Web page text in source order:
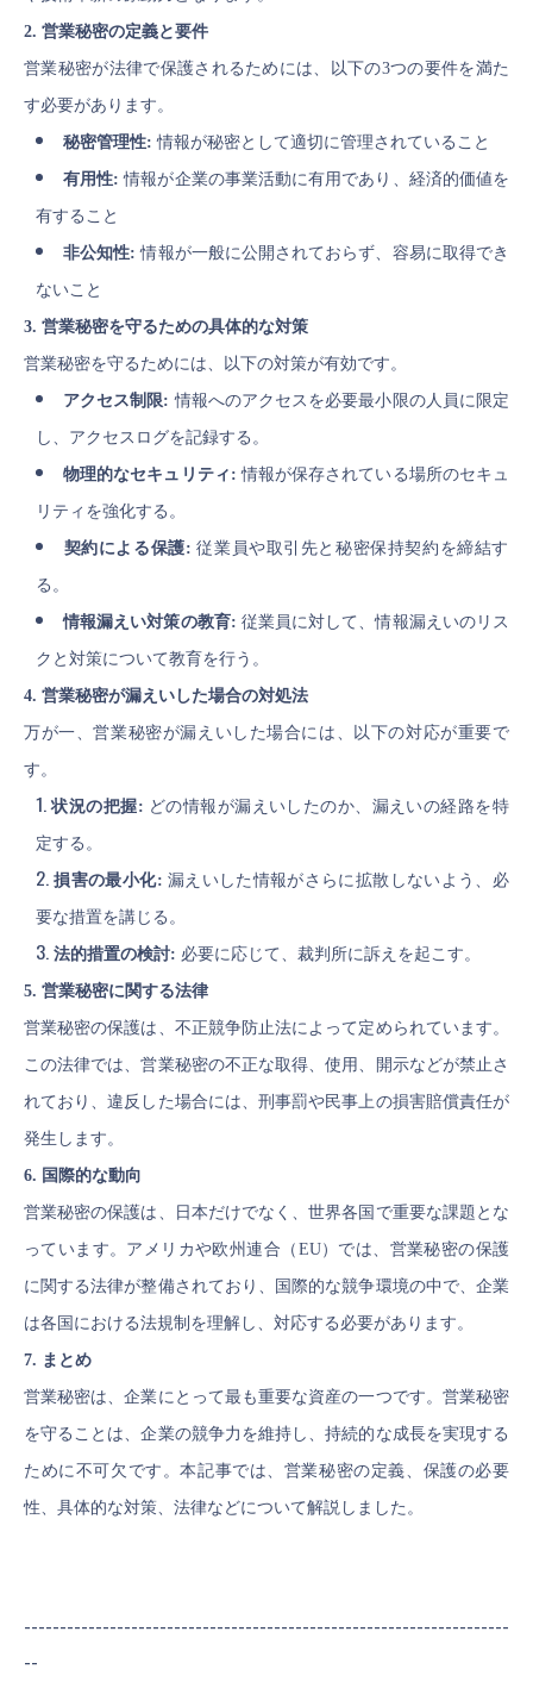
2. 営業秘密の定義と要件
営業秘密が法律で保護されるためには、以下の3つの要件を満た
す必要があります。
秘密管理性: 情報が秘密として適切に管理されていること
有用性: 情報が企業の事業活動に有用であり、経済的価値を
有すること
非公知性: 情報が一般に公開されておらず、容易に取得でき
ないこと
3. 営業秘密を守るための具体的な対策
営業秘密を守るためには、以下の対策が有効です。
アクセス制限: 情報へのアクセスを必要最小限の人員に限定
し、アクセスログを記録する。
物理的なセキュリティ: 情報が保存されている場所のセキュ
リティを強化する。
契約による保護: 従業員や取引先と秘密保持契約を締結す
る。
情報漏えい対策の教育: 従業員に対して、情報漏えいのリス
クと対策について教育を行う。
4. 営業秘密が漏えいした場合の対処法
万が一、営業秘密が漏えいした場合には、以下の対応が重要で
す。
状況の把握: どの情報が漏えいしたのか、漏えいの経路を特
定する。
損害の最小化: 漏えいした情報がさらに拡散しないよう、必
要な措置を講じる。
法的措置の検討: 必要に応じて、裁判所に訴えを起こす。
5. 営業秘密に関する法律
営業秘密の保護は、不正競争防止法によって定められています。
この法律では、営業秘密の不正な取得、使用、開示などが禁止さ
れており、違反した場合には、刑事罰や民事上の損害賠償責任が
発生します。
6. 国際的な動向
営業秘密の保護は、日本だけでなく、世界各国で重要な課題とな
っています。アメリカや欧州連合（EU）では、営業秘密の保護
に関する法律が整備されており、国際的な競争環境の中で、企業
は各国における法規制を理解し、対応する必要があります。
7. まとめ
営業秘密は、企業にとって最も重要な資産の一つです。営業秘密
を守ることは、企業の競争力を維持し、持続的な成長を実現する
ために不可欠です。本記事では、営業秘密の定義、保護の必要
性、具体的な対策、法律などについて解説しました。
--------------------------------------------------------------------
--